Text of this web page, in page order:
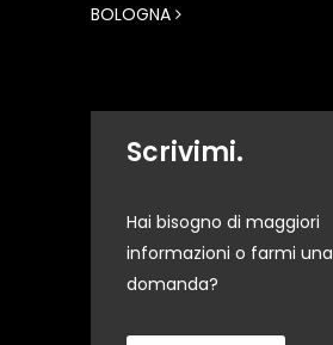
BOLOGNA
Scrivimi.
Hai bisogno di maggiori
informazioni o farmi una
domanda?